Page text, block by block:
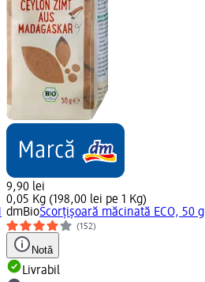
9,90 lei
0,05 Kg (198,00 lei pe 1 Kg)
dmBioScorțișoară măcinată ECO, 50 g
(152)
Notă
Livrabil